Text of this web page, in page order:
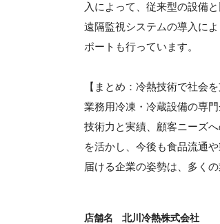
入によって、従来型の設備
遠隔監視システムの導入に
ポートも行っています。
【まとめ：冷熱技術で社会
業務用冷凍・冷蔵設備の専
技術力と実績、顧客ニーズ
を活かし、今後も食品流通
届ける企業の姿勢は、多く
店舗名 北川冷熱株式会社